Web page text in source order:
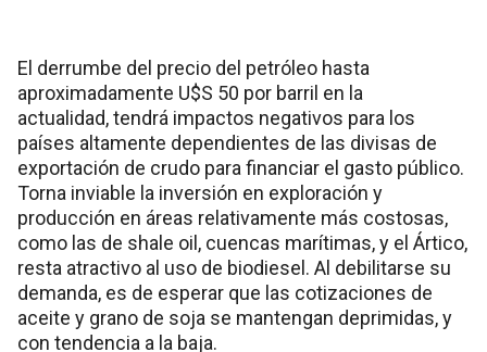
El derrumbe del precio del petróleo hasta
aproximadamente U$S 50 por barril en la
actualidad, tendrá impactos negativos para los
países altamente dependientes de las divisas de
exportación de crudo para financiar el gasto público.
Torna inviable la inversión en exploración y
producción en áreas relativamente más costosas,
como las de shale oil, cuencas marítimas, y el Ártico,
resta atractivo al uso de biodiesel. Al debilitarse su
demanda, es de esperar que las cotizaciones de
aceite y grano de soja se mantengan deprimidas, y
con tendencia a la baja.